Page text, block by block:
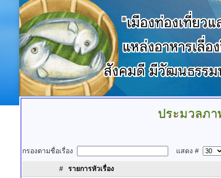
ประมวลภ
กรองตามชื่อเรื่อง แสดง #
# รายการหัวเรื่อง